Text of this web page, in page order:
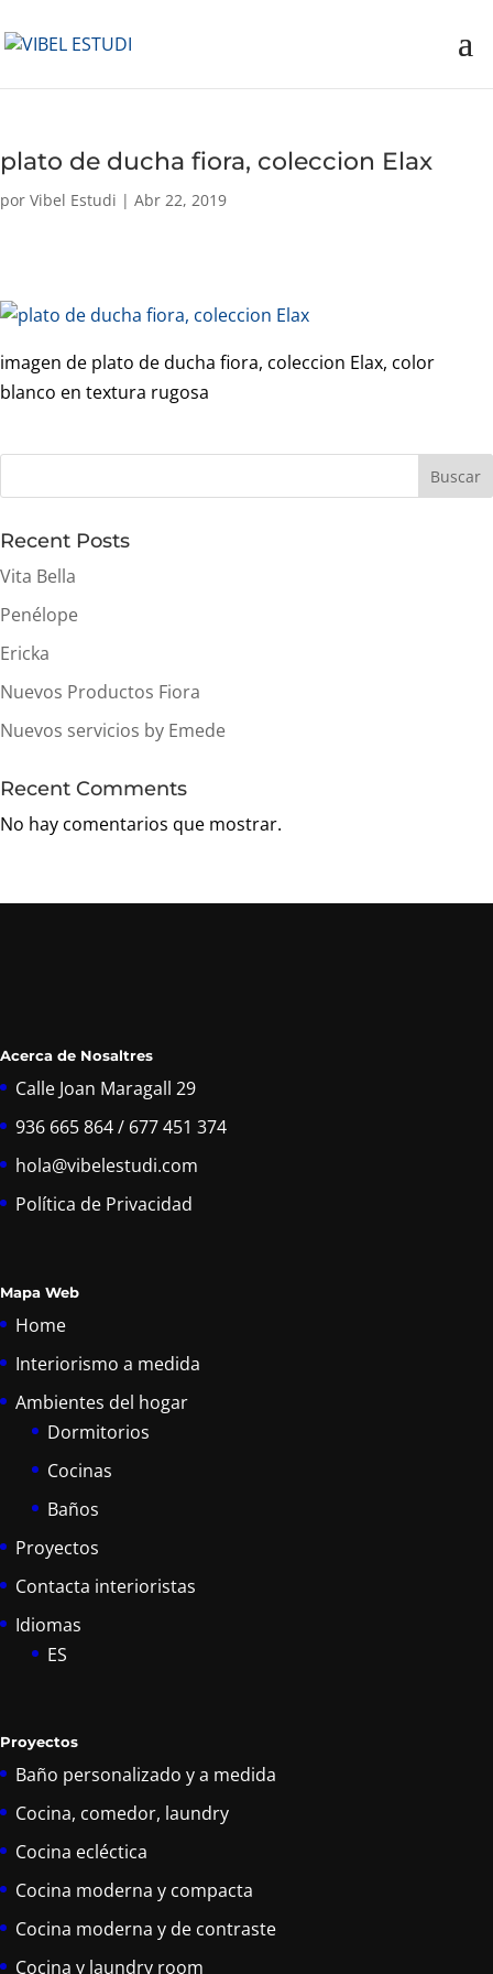
plato de ducha fiora, coleccion Elax
por Vibel Estudi | Abr 22, 2019
imagen de plato de ducha fiora, coleccion Elax, color
blanco en textura rugosa
Buscar
Recent Posts
Vita Bella
Penélope
Ericka
Nuevos Productos Fiora
Nuevos servicios by Emede
Recent Comments
No hay comentarios que mostrar.
Acerca de Nosaltres
Calle Joan Maragall 29
936 665 864 / 677 451 374
hola@vibelestudi.com
Política de Privacidad
Mapa Web
Home
Interiorismo a medida
Ambientes del hogar
Dormitorios
Cocinas
Baños
Proyectos
Contacta interioristas
Idiomas
ES
Proyectos
Baño personalizado y a medida
Cocina, comedor, laundry
Cocina ecléctica
Cocina moderna y compacta
Cocina moderna y de contraste
Cocina y laundry room